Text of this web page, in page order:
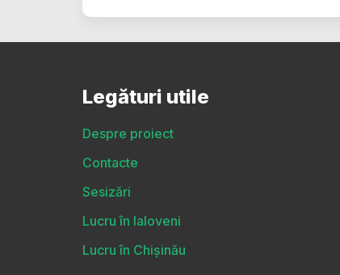
Legături utile
Despre proiect
Contacte
Sesizări
Lucru în Ialoveni
Lucru în Chișinău